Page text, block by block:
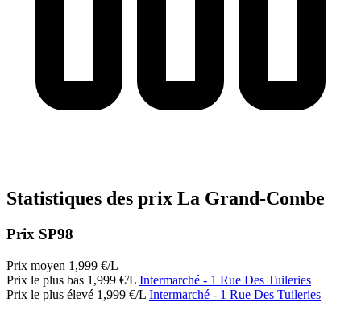
Statistiques des prix La Grand-Combe
Prix SP98
Prix moyen 1,999 €/L
Prix le plus bas 1,999 €/L Intermarché - 1 Rue Des Tuileries
Prix le plus élevé 1,999 €/L Intermarché - 1 Rue Des Tuileries